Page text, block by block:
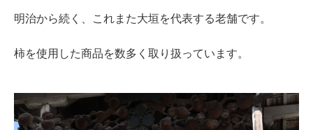
明治から続く、これまた大垣を代表する老舗です。
柿を使用した商品を数多く取り扱っています。